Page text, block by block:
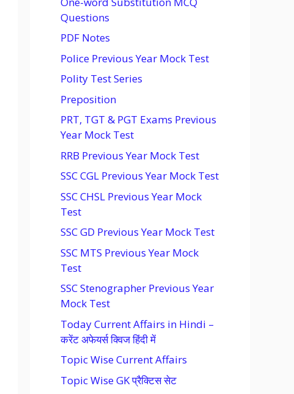
Questions
PDF Notes
Police Previous Year Mock Test
Polity Test Series
Preposition
PRT, TGT & PGT Exams Previous
Year Mock Test
RRB Previous Year Mock Test
SSC CGL Previous Year Mock Test
SSC CHSL Previous Year Mock
Test
SSC GD Previous Year Mock Test
SSC MTS Previous Year Mock
Test
SSC Stenographer Previous Year
Mock Test
Today Current Affairs in Hindi –
करेंट अफेयर्स क्विज हिंदी में
Topic Wise Current Affairs
Topic Wise GK प्रैक्टिस सेट